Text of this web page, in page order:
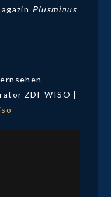
Plusminus
ZDF WISO |